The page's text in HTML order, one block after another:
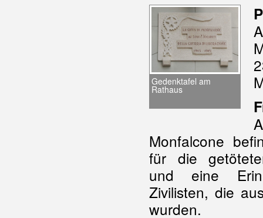
Gedenktafel am
Rathaus
Monfalcone
für die
und eine
Zivilisten, die
wurden.